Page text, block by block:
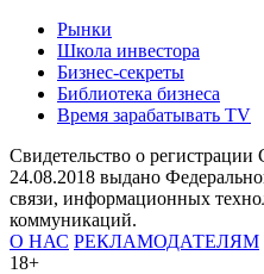
Рынки
Школа инвестора
Бизнес-секреты
Библиотека бизнеса
Время зарабатывать TV
Свидетельство о
24.08.2018 выдано
связи, информационных
коммуникаций.
О НАС РЕКЛАМОДАТЕЛЯМ
18+